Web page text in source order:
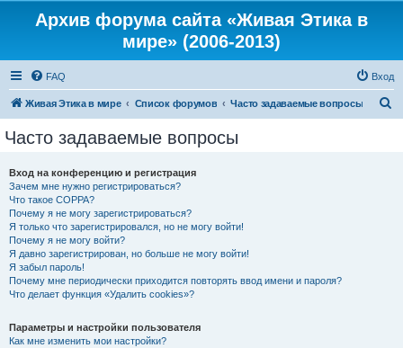
Архив форума сайта «Живая Этика в
мире» (2006-2013)
FAQ Вход
Живая Этика в мире Список форумов Часто задаваемые вопросы
Часто задаваемые вопросы
Вход на конференцию и регистрация
Зачем мне нужно регистрироваться?
Что такое COPPA?
Почему я не могу зарегистрироваться?
Я только что зарегистрировался, но не могу войти!
Почему я не могу войти?
Я давно зарегистрирован, но больше не могу войти!
Я забыл пароль!
Почему мне периодически приходится повторять ввод имени и пароля?
Что делает функция «Удалить cookies»?
Параметры и настройки пользователя
Как мне изменить мои настройки?